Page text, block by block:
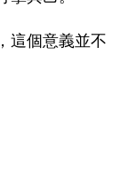
這個意義並不